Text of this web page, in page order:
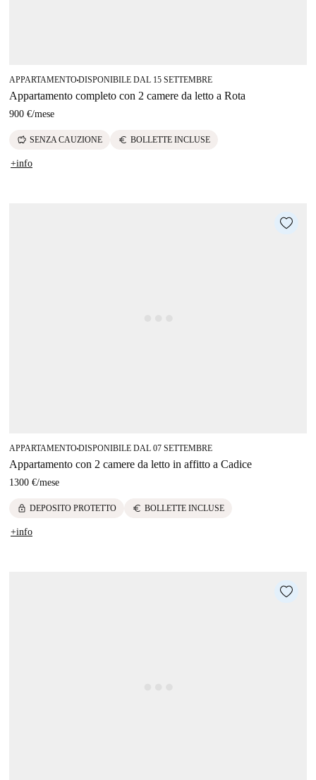
APPARTAMENTO■DISPONIBILE DAL 15 SETTEMBRE
Appartamento completo con 2 camere da letto a Rota
900 €/mese
savings SENZA CAUZIONE euro BOLLETTE INCLUSE
+info
APPARTAMENTO■DISPONIBILE DAL 07 SETTEMBRE
Appartamento con 2 camere da letto in affitto a Cadice
1300 €/mese
lock DEPOSITO PROTETTO euro BOLLETTE INCLUSE
+info